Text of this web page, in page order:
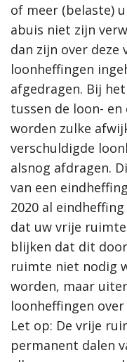
of meer (belaste)
abuis niet zijn
dan zijn over deze
loonheffingen
afgedragen. Bij
tussen de loon-
worden zulke
verschuldigde
alsnog afdragen.
van een
2020 al
dat uw vrije ruimte
blijken dat dit
ruimte niet nodig
worden, maar
loonheffingen
Let op: De vrije
permanent dalen